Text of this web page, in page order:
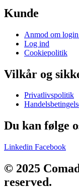
Kunde
Main
Menu
Anmod om
Log ind
Cookiepolitik
Vilkår og
Main
Menu
Privatlivspolitik
Du kan følge
Linkedin Facebook
© 2025
reserved.